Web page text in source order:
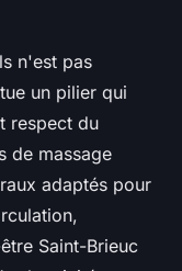
n'est pas
un pilier qui
respect du
de massage
adaptés pour
Saint-Brieuc